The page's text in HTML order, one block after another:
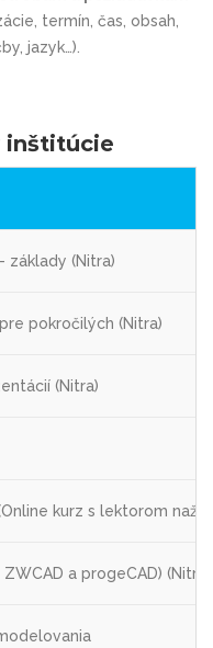
termín, čas, obsah,
jazyk…).
inštitúcie
základy (Nitra)
pokročilých (Nitra)
(Nitra)
kurz s lektorom
a progeCAD) (Nitra)